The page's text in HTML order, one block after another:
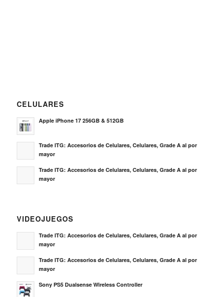
CELULARES
Apple iPhone 17 256GB & 512GB
Trade ITG: Accesorios de Celulares, Celulares, Grade A al por
mayor
Trade ITG: Accesorios de Celulares, Celulares, Grade A al por
mayor
VIDEOJUEGOS
Trade ITG: Accesorios de Celulares, Celulares, Grade A al por
mayor
Trade ITG: Accesorios de Celulares, Celulares, Grade A al por
mayor
Sony PS5 Dualsense Wireless Controller